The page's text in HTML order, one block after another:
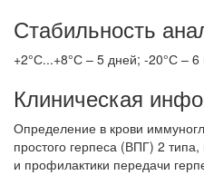
Стабильность
+2°С...+8°С – 5 дней; -20°С – 6
Клиническая
Определение в крови
простого герпеса (ВПГ) 2
и профилактики передачи